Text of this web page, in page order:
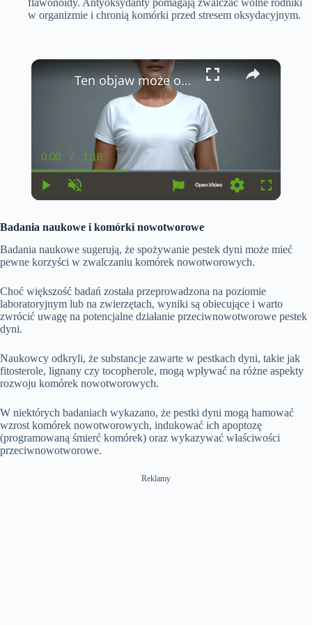
flawonoidy. Antyoksydanty pomagają zwalczać wolne rodniki
w organizmie i chronią komórki przed stresem oksydacyjnym.
×
y
u
e
C
u
r
e
t
T
i
m
e
0:00 /
D
u
t
o
n
1:18
n
g
s
c
r
Ten objaw może oznaczać raka płuc albo refluks!
Badania naukowe i komórki nowotworowe
Badania naukowe sugerują, że spożywanie pestek dyni może mieć
pewne korzyści w zwalczaniu komórek nowotworowych.
Choć większość badań została przeprowadzona na poziomie
laboratoryjnym lub na zwierzętach, wyniki są obiecujące i warto
zwrócić uwagę na potencjalne działanie przeciwnowotworowe pestek
dyni.
Naukowcy odkryli, że substancje zawarte w pestkach dyni, takie jak
fitosterole, lignany czy tocopherole, mogą wpływać na różne aspekty
rozwoju komórek nowotworowych.
W niektórych badaniach wykazano, że pestki dyni mogą hamować
wzrost komórek nowotworowych, indukować ich apoptozę
(programowaną śmierć komórek) oraz wykazywać właściwości
przeciwnowotworowe.
Reklamy